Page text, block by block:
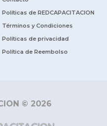
Políticas de REDCAPACITACION
Términos y Condiciones
Políticas de privacidad
Política de Reembolso
© 2026